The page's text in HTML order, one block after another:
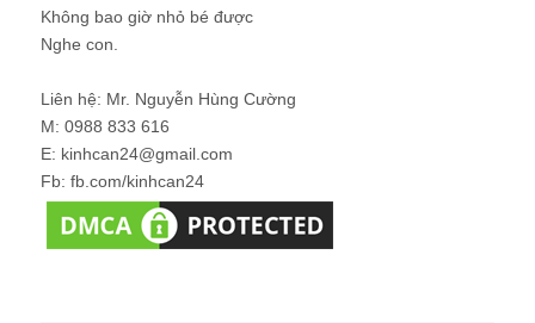
Không bao giờ nhỏ bé được
Nghe con.
Liên hệ: Mr. Nguyễn Hùng Cường
M: 0988 833 616
E: kinhcan24@gmail.com
Fb: fb.com/kinhcan24